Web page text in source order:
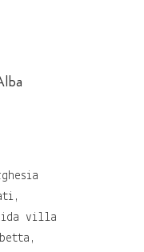
villa